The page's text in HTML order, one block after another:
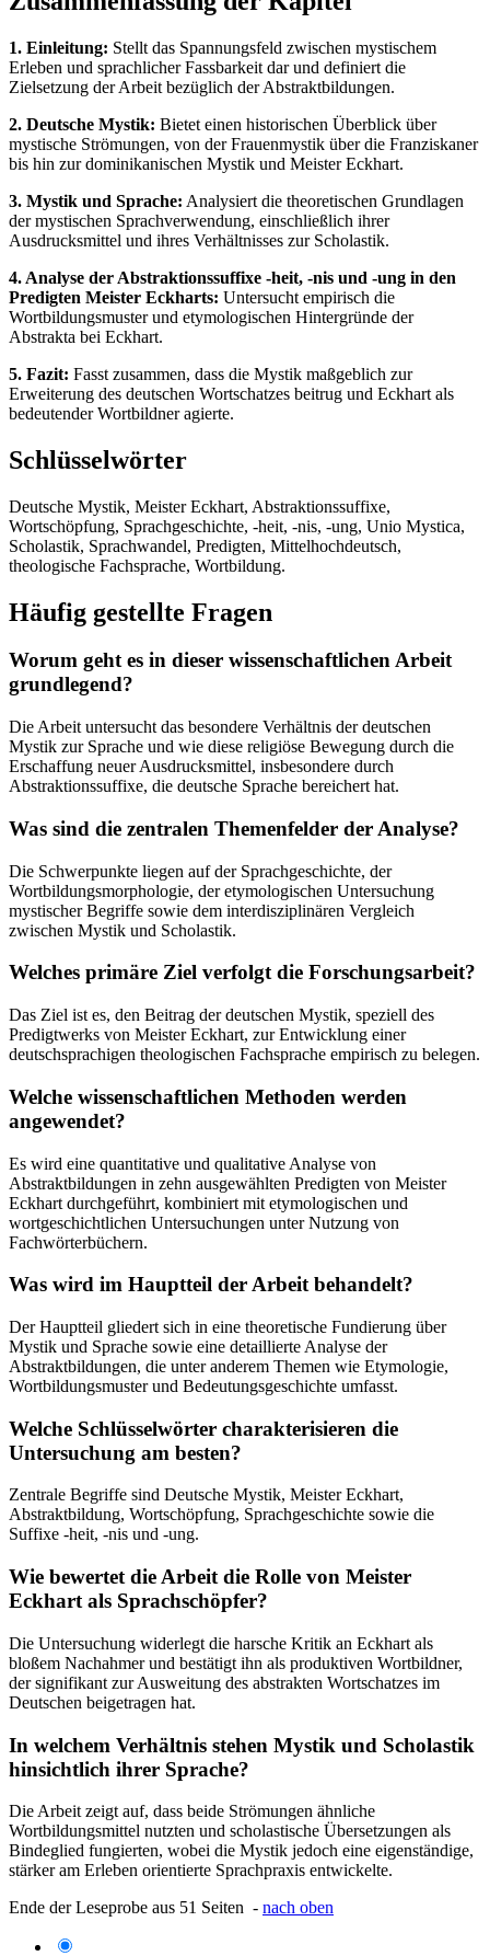
1. Einleitung: Stellt das Spannungsfeld zwischen mystischem
Erleben und sprachlicher Fassbarkeit dar und definiert die
Zielsetzung der Arbeit bezüglich der Abstraktbildungen.
2. Deutsche Mystik: Bietet einen historischen Überblick über
mystische Strömungen, von der Frauenmystik über die Franziskaner
bis hin zur dominikanischen Mystik und Meister Eckhart.
3. Mystik und Sprache: Analysiert die theoretischen Grundlagen
der mystischen Sprachverwendung, einschließlich ihrer
Ausdrucksmittel und ihres Verhältnisses zur Scholastik.
4. Analyse der Abstraktionssuffixe -heit, -nis und -ung in den
Predigten Meister Eckharts: Untersucht empirisch die
Wortbildungsmuster und etymologischen Hintergründe der
Abstrakta bei Eckhart.
5. Fazit: Fasst zusammen, dass die Mystik maßgeblich zur
Erweiterung des deutschen Wortschatzes beitrug und Eckhart als
bedeutender Wortbildner agierte.
Schlüsselwörter
Deutsche Mystik, Meister Eckhart, Abstraktionssuffixe,
Wortschöpfung, Sprachgeschichte, -heit, -nis, -ung, Unio Mystica,
Scholastik, Sprachwandel, Predigten, Mittelhochdeutsch,
theologische Fachsprache, Wortbildung.
Häufig gestellte Fragen
Worum geht es in dieser wissenschaftlichen Arbeit
grundlegend?
Die Arbeit untersucht das besondere Verhältnis der deutschen
Mystik zur Sprache und wie diese religiöse Bewegung durch die
Erschaffung neuer Ausdrucksmittel, insbesondere durch
Abstraktionssuffixe, die deutsche Sprache bereichert hat.
Was sind die zentralen Themenfelder der Analyse?
Die Schwerpunkte liegen auf der Sprachgeschichte, der
Wortbildungsmorphologie, der etymologischen Untersuchung
mystischer Begriffe sowie dem interdisziplinären Vergleich
zwischen Mystik und Scholastik.
Welches primäre Ziel verfolgt die Forschungsarbeit?
Das Ziel ist es, den Beitrag der deutschen Mystik, speziell des
Predigtwerks von Meister Eckhart, zur Entwicklung einer
deutschsprachigen theologischen Fachsprache empirisch zu belegen.
Welche wissenschaftlichen Methoden werden
angewendet?
Es wird eine quantitative und qualitative Analyse von
Abstraktbildungen in zehn ausgewählten Predigten von Meister
Eckhart durchgeführt, kombiniert mit etymologischen und
wortgeschichtlichen Untersuchungen unter Nutzung von
Fachwörterbüchern.
Was wird im Hauptteil der Arbeit behandelt?
Der Hauptteil gliedert sich in eine theoretische Fundierung über
Mystik und Sprache sowie eine detaillierte Analyse der
Abstraktbildungen, die unter anderem Themen wie Etymologie,
Wortbildungsmuster und Bedeutungsgeschichte umfasst.
Welche Schlüsselwörter charakterisieren die
Untersuchung am besten?
Zentrale Begriffe sind Deutsche Mystik, Meister Eckhart,
Abstraktbildung, Wortschöpfung, Sprachgeschichte sowie die
Suffixe -heit, -nis und -ung.
Wie bewertet die Arbeit die Rolle von Meister
Eckhart als Sprachschöpfer?
Die Untersuchung widerlegt die harsche Kritik an Eckhart als
bloßem Nachahmer und bestätigt ihn als produktiven Wortbildner,
der signifikant zur Ausweitung des abstrakten Wortschatzes im
Deutschen beigetragen hat.
In welchem Verhältnis stehen Mystik und Scholastik
hinsichtlich ihrer Sprache?
Die Arbeit zeigt auf, dass beide Strömungen ähnliche
Wortbildungsmittel nutzten und scholastische Übersetzungen als
Bindeglied fungierten, wobei die Mystik jedoch eine eigenständige,
stärker am Erleben orientierte Sprachpraxis entwickelte.
Ende der Leseprobe aus 51 Seiten - nach oben